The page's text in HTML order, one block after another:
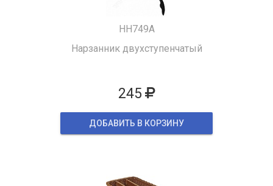
HH749A
Нарзанник двухступенчатый
245
ДОБАВИТЬ В КОРЗИНУ